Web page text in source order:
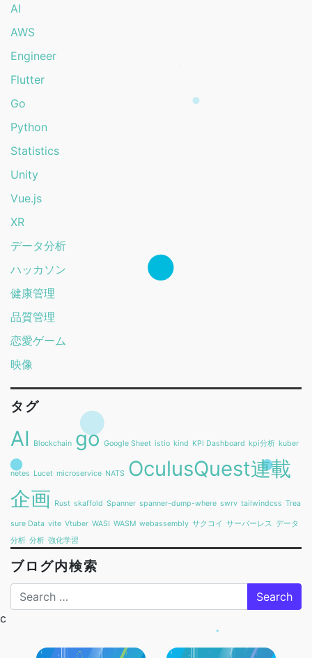
AI
AWS
Engineer
Flutter
Go
Python
Statistics
Unity
Vue.js
XR
データ分析
ハッカソン
健康管理
品質管理
恋愛ゲーム
映像
タグ
AI Blockchain go Google Sheet istio kind KPI Dashboard kpi分析 kuber
netes Lucet microservice NATS OculusQuest連載
企画 Rust skaffold Spanner spanner-dump-where swrv tailwindcss Trea
sure Data vite Vtuber WASI WASM webassembly サクコイ サーバーレス データ
分析 分析 強化学習
ブログ内検索
Search
c